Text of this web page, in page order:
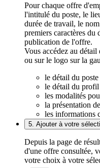
Pour chaque offre
l'intitulé du poste, le
durée de travail, le
premiers caractères du
publication de l'offre.
Vous accédez au
ou sur le logo sur la
le détail du
le détail du profil
les modalités
la présentation
les informations
5. Ajouter à votre
Depuis la page de
d'une offre consultée,
votre choix à votre